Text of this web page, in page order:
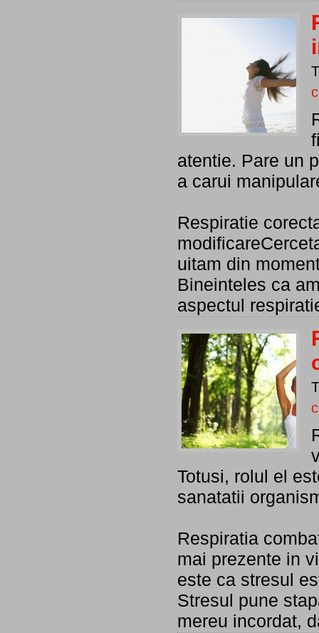
atentie. Pare un
a carui
Respiratie
uitam din
Bineinteles ca
aspectul
Totusi, rolul el
sanatatii
Respiratia
mai prezente in
este ca stresul
Stresul pune
mereu incordat,